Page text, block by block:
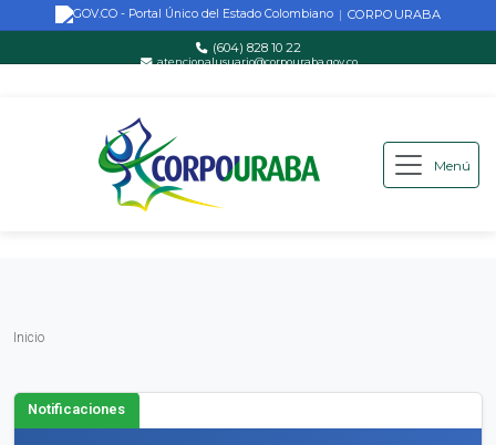
Saltar al contenido principal
| CORPOURABA
(604) 828 10 22
atencionalusuario@corpouraba.gov.co
Menú
Inicio
Notificaciones